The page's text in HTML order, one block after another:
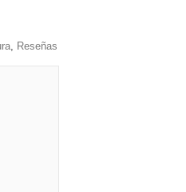
, Reseñas